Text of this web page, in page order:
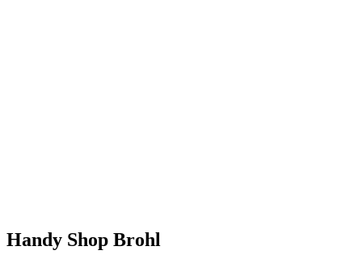
Handy Shop Brohl